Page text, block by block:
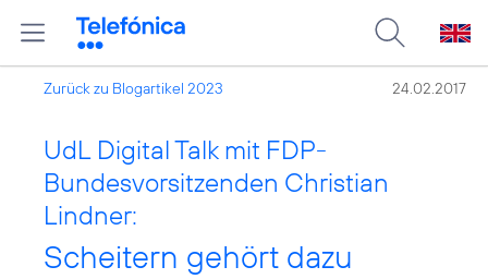
Zurück zu Blogartikel 2023 24.02.2017
UdL Digital Talk mit FDP-
Bundesvorsitzenden Christian
Lindner:
Scheitern gehört dazu